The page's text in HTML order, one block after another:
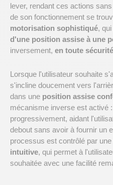
lever, rendant ces actions
de son fonctionnement se
motorisation sophistiqué,
d'une position assise à une
inversement, en toute sécurité
Lorsque l'utilisateur souhaite
s'incline doucement vers
dans une position assise
mécanisme inverse est activé
progressivement, aidant
debout sans avoir à fournir un
processus est contrôlé par une
intuitive, qui permet à
souhaitée avec une facilité